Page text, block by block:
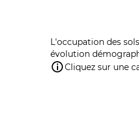
L'occupation des
évolution
Cliquez sur une